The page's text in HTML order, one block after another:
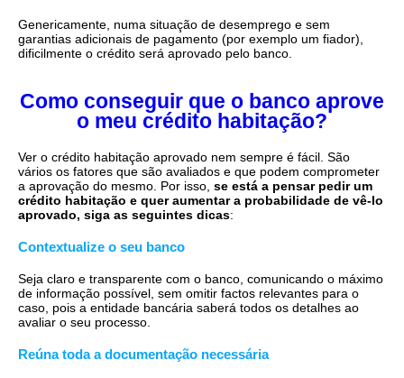
Genericamente, numa situação de desemprego e sem
garantias adicionais de pagamento (por exemplo um fiador),
dificilmente o crédito será aprovado pelo banco.
Como conseguir que o banco aprove
o meu crédito habitação?
Ver o crédito habitação aprovado nem sempre é fácil. São
vários os fatores que são avaliados e que podem comprometer
a aprovação do mesmo. Por isso, se está a pensar pedir um
crédito habitação e quer aumentar a probabilidade de vê-lo
aprovado, siga as seguintes dicas:
Contextualize o seu banco
Seja claro e transparente com o banco, comunicando o máximo
de informação possível, sem omitir factos relevantes para o
caso, pois a entidade bancária saberá todos os detalhes ao
avaliar o seu processo.
Reúna toda a documentação necessária